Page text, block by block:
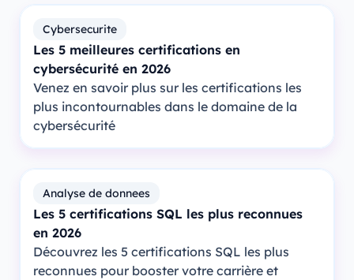
Cybersecurite
Les 5 meilleures certifications en
cybersécurité en 2026
Venez en savoir plus sur les certifications les
plus incontournables dans le domaine de la
cybersécurité
Analyse de donnees
Les 5 certifications SQL les plus reconnues
en 2026
Découvrez les 5 certifications SQL les plus
reconnues pour booster votre carrière et